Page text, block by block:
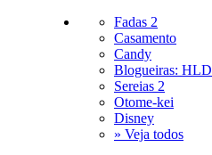
Fadas 2
Casamento
Candy
Blogueiras: HLD
Sereias 2
Otome-kei
Disney
» Veja todos